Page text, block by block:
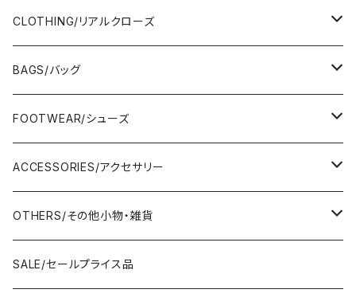
CLOTHING/リアルクローズ
TOPS/トップス
Adonisis/アドニシス
AMERICANA/アメリカーナ
BOTOMS/ボトム
Adonisis/アドニシス
amherst/アムハースト
ONE-PIECE/ワンピース
anana/アナナ
J.Sloane/ジェイスロアン
OUTER/アウター
anana/アナナ
BAGS/バッグ
HAND BAG/ハンドバッグ
mononogu/もののぐ
IMPORT/インポート
SHOULDER BAG/ショルダーバッグ
mononogu/もののぐ
IMPORT/インポート
TOTE BAG/トートバッグ
mononogu/もののぐ
OTHERS/その他
FOOTWEAR/シューズ
PUMPS/パンプス
コツコツ
IMPORT/インポート
SANDAL/サンダル
コツコツ
BOOTS/ブーツ
ACCESSORIES/アクセサリー
EARRINGS/イヤリング
RING/指輪
OTHERS/その他小物・雑貨
BELT/ベルト
SALE/セールプライス品